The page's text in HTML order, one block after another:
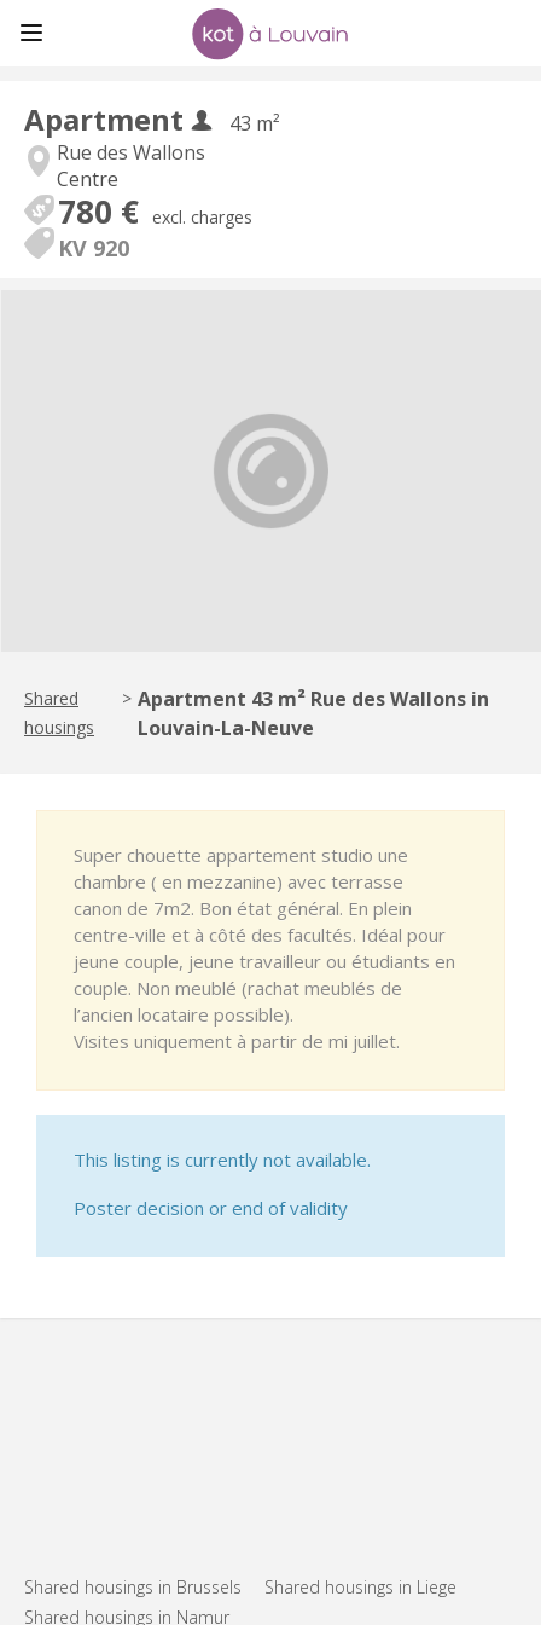
Apartment
43 m²
Rue des Wallons
Centre
780 € excl. charges
KV 920
Shared
housings
> Apartment 43 m² Rue des Wallons in
Louvain-La-Neuve
Super chouette appartement studio une
chambre ( en mezzanine) avec terrasse
canon de 7m2. Bon état général. En plein
centre-ville et à côté des facultés. Idéal pour
jeune couple, jeune travailleur ou étudiants en
couple. Non meublé (rachat meublés de
l’ancien locataire possible).
Visites uniquement à partir de mi juillet.
This listing is currently not available.
Poster decision or end of validity
Shared housings in Brussels
Shared housings in Liege
Shared housings in Namur